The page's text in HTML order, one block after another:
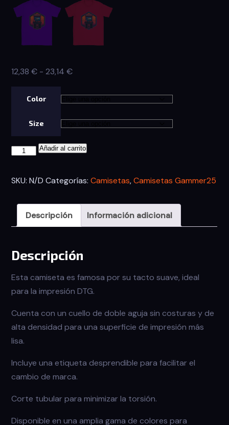
12,38€ - 23,14€Rango
precios:
12,38 €
23,14 €
Color
Size
Camiseta
cantidad
Añadir al carrito
SKU:N/D Categorías:Camisetas,Camisetas Gammer25
Descripción Información adicional
Descripción
Esta camiseta es famosa por su tacto suave, ideal
para la impresión DTG.
Cuenta con un cuello de doble aguja sin costuras y de
alta densidad para una superficie de impresión más
lisa.
Incluye una etiqueta desprendible para facilitar el
cambio de marca.
Corte tubular para minimizar la torsión.
Disponible en una amplia gama de colores para